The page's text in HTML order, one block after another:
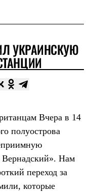
УКРАИНСКУЮ
Вчера в 14
полуострова
Нам
переход за
которые